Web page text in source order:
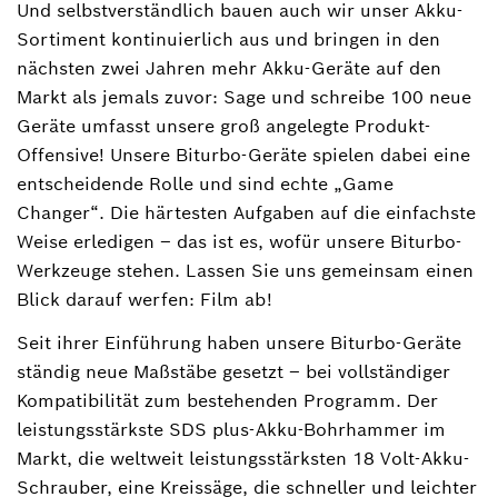
Und selbstverständlich bauen auch wir unser Akku-
Sortiment kontinuierlich aus und bringen in den
nächsten zwei Jahren mehr Akku-Geräte auf den
Markt als jemals zuvor: Sage und schreibe 100 neue
Geräte umfasst unsere groß angelegte Produkt-
Offensive! Unsere Biturbo-Geräte spielen dabei eine
entscheidende Rolle und sind echte „Game
Changer“. Die härtesten Aufgaben auf die einfachste
Weise erledigen ‒ das ist es, wofür unsere Biturbo-
Werkzeuge stehen. Lassen Sie uns gemeinsam einen
Blick darauf werfen: Film ab!
Seit ihrer Einführung haben unsere Biturbo-Geräte
ständig neue Maßstäbe gesetzt ‒ bei vollständiger
Kompatibilität zum bestehenden Programm. Der
leistungsstärkste SDS plus-Akku-Bohrhammer im
Markt, die weltweit leistungsstärksten 18 Volt-Akku-
Schrauber, eine Kreissäge, die schneller und leichter